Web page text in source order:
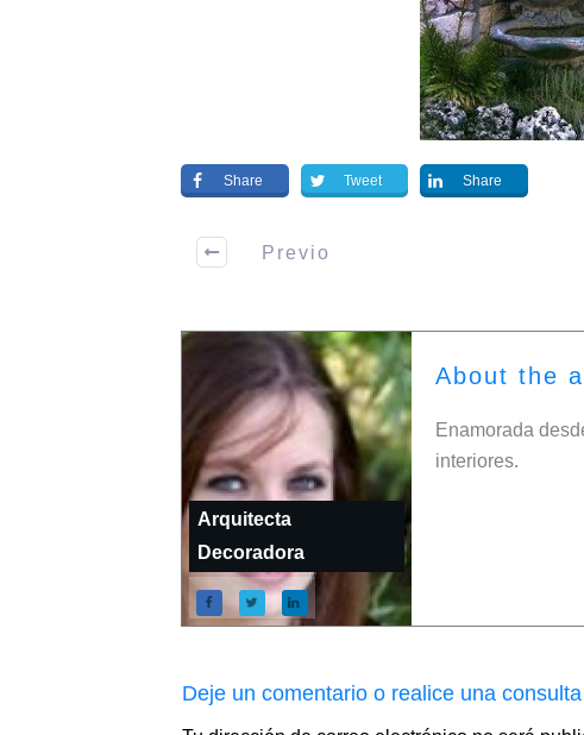
Share Tweet Share
Previo
Arquitecta
Decoradora
About the
Enamorada
interiores.
Deje un comentario o realice una